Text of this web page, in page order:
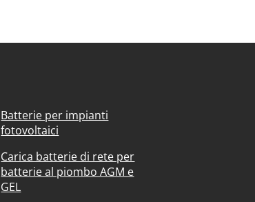
Batterie per impianti
fotovoltaici
Carica batterie di rete per
batterie al piombo AGM e
GEL